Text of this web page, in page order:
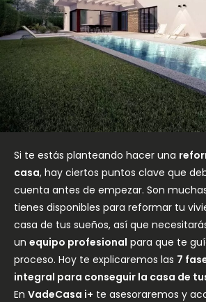
Si te estás planteando hacer una
casa, hay ciertos puntos clave que
cuenta antes de empezar. Son
tienes disponibles para reformar tu
casa de tus sueños, así que
un equipo profesional para que te
proceso. Hoy te explicaremos las 7
integral para conseguir la casa de
En VadeCasa i+ te asesoraremos y